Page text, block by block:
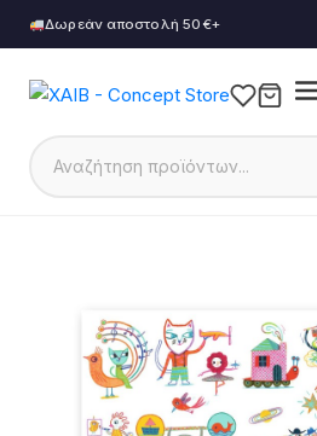
Δωρεάν αποστολή 50€+